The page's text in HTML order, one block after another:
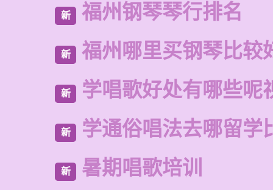
新 福州钢琴琴行排名
新 福州哪里买钢琴比较
新 学唱歌好处有哪些呢
新 学通俗唱法去哪留学
新 暑期唱歌培训